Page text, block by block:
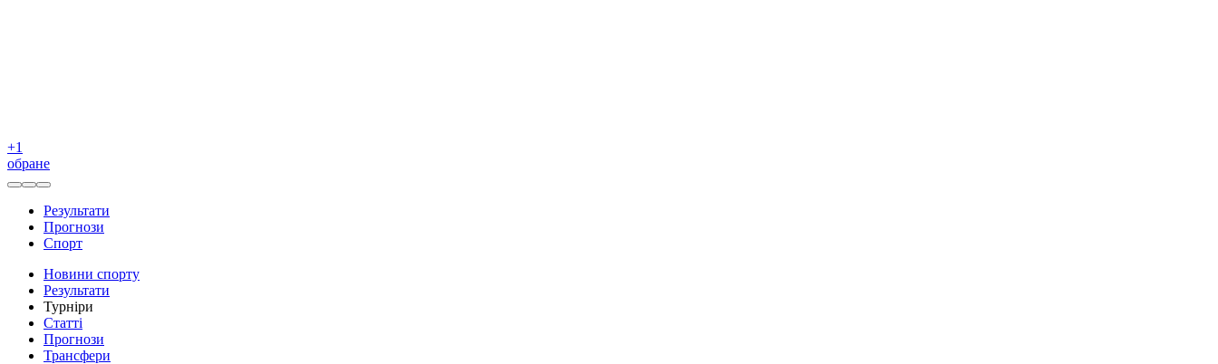
+1
обране
Результати
Прогнози
Спорт
Новини спорту
Результати
Турніри
Статті
Прогнози
Трансфери